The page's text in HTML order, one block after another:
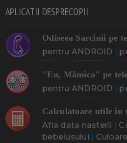
APLICATII DESPRECOPII
Odiseea Sarcinii pe
pentru ANDROID |
"Eu, Mămica" pe
pentru ANDROID |
Calculatoare utile in
Afla data nasterii |
bebelusului |